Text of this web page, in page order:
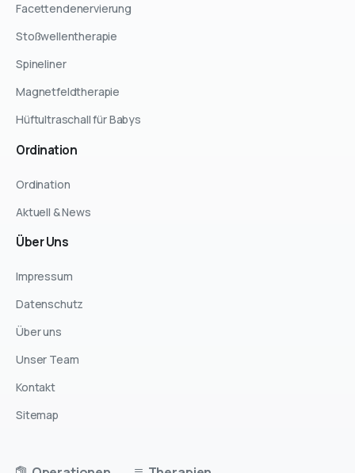
Facettendenervierung
Stoßwellentherapie
Spineliner
Magnetfeldtherapie
Hüftultraschall für Babys
Ordination
Ordination
Aktuell & News
ÜberUns
Impressum
Datenschutz
Über uns
Unser Team
Kontakt
Sitemap